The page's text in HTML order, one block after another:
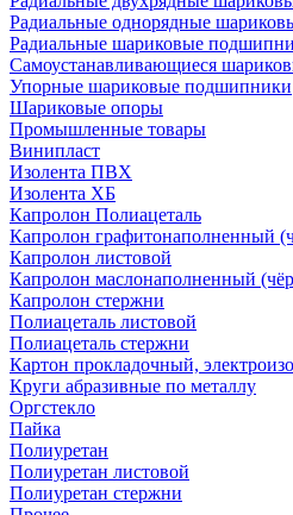
Радиальные однорядные
Радиальные шариковые
Самоустанавливающиеся
Упорные шариковые подшипники
Шариковые опоры
Промышленные товары
Винипласт
Изолента ПВХ
Изолента ХБ
Капролон Полиацеталь
Капролон графитонаполненный
Капролон листовой
Капролон маслонаполненный
Капролон стержни
Полиацеталь листовой
Полиацеталь стержни
Картон прокладочный,
Круги абразивные по металлу
Оргстекло
Пайка
Полиуретан
Полиуретан листовой
Полиуретан стержни